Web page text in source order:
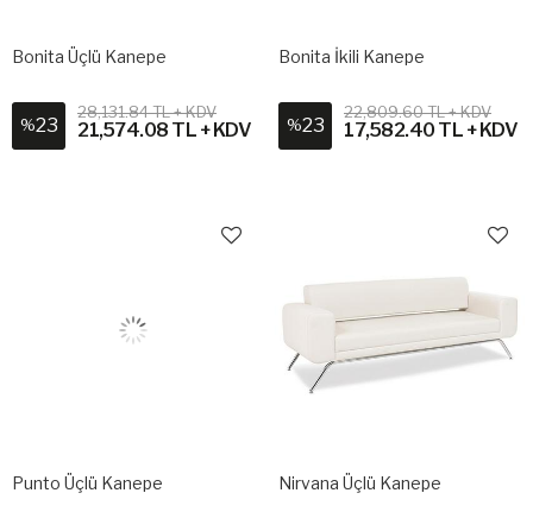
Bonita Üçlü Kanepe
%23
28,131.84 TL + KDV
21,574.08 TL + KDV
Bonita İkili Kanepe
%23
22,809.60 TL + KDV
17,582.40 TL + KDV
Punto Üçlü Kanepe Nirvana Üçlü Kanepe